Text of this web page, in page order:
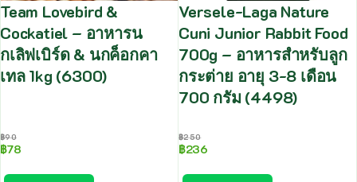
Team Lovebird &
Cockatiel – อาหารน
กเลิฟเบิร์ด & นกค็อกคา
เทล 1kg (6300)
฿90
฿78
Versele-Laga Nature
Cuni Junior Rabbit Food
700g – อาหารสำหรับลูก
กระต่าย อายุ 3-8 เดือน
700 กรัม (4498)
฿250
฿236